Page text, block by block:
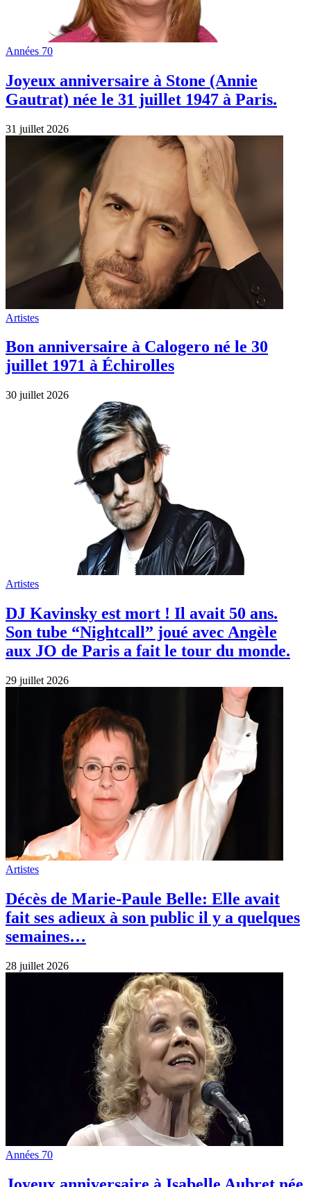
Années 70
Joyeux anniversaire à Stone (Annie
Gautrat) née le 31 juillet 1947 à Paris.
31 juillet 2026
Artistes
Bon anniversaire à Calogero né le 30
juillet 1971 à Échirolles
30 juillet 2026
Artistes
DJ Kavinsky est mort ! Il avait 50 ans.
Son tube “Nightcall” joué avec Angèle
aux JO de Paris a fait le tour du monde.
29 juillet 2026
Artistes
Décès de Marie-Paule Belle: Elle avait
fait ses adieux à son public il y a quelques
semaines…
28 juillet 2026
Années 70